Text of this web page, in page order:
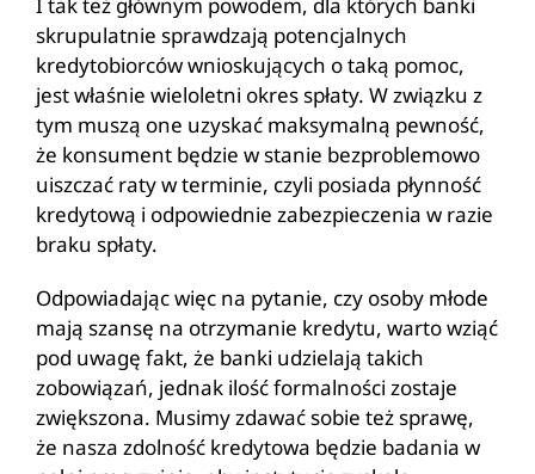
skrupulatnie sprawdzają potencjalnych
kredytobiorców wnioskujących o taką pomoc,
jest właśnie wieloletni okres spłaty. W związku z
tym muszą one uzyskać maksymalną pewność,
że konsument będzie w stanie bezproblemowo
uiszczać raty w terminie, czyli posiada płynność
kredytową i odpowiednie zabezpieczenia w razie
braku spłaty.
Odpowiadając więc na pytanie, czy osoby młode
mają szansę na otrzymanie kredytu, warto wziąć
pod uwagę fakt, że banki udzielają takich
zobowiązań, jednak ilość formalności zostaje
zwiększona. Musimy zdawać sobie też sprawę,
że nasza zdolność kredytowa będzie badania w